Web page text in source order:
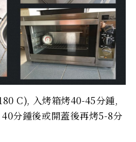
C), 入烤箱烤40-45分鍾,
分鍾後或開蓋後再烤5-8分